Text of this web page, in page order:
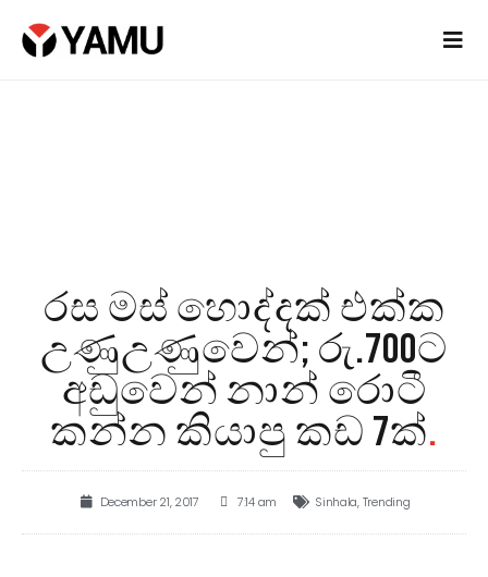
රස මස් හොද්දක් එක්ක
උණුඋණුවෙන්; රු.700ට
අඩුවෙන් නාන් රොටී
කන්න කියාපු කඩ 7ක්.
December 21, 2017 7:14 am Sinhala,Trending